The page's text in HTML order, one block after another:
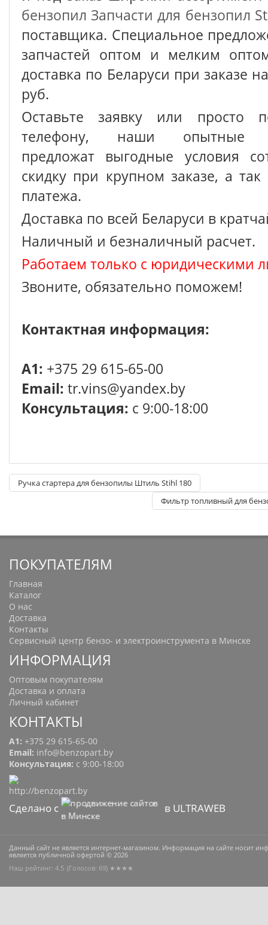
бензопил Запчасти для бензопил
поставщика. Специальное
запчастей оптом и мелким
доставка по Беларуси при заказе
руб.
Оставьте заявку или просто
телефону, наши опытные
предложат выгодные условия
скидку при крупном заказе, а так
платежа.
Доставка по всей Беларуси в
Наличный и безналичный расчет.
Работаем только с юридическими
Звоните, обязательно поможем!
Контактная информация:
A1: +375 29 615-65-00
Email: tr.vins@yandex.by
Консультация: с 9:00-18:00
Ручка стартера для бензопилы Штиль Stihl 180
Фильтр топливный для
ПОКУПАТЕЛЯМ
Главная
Каталог
О нас
Доставка
Контакты
Сервисный центр бензо- и электроинструмента в Минске
ИНФОРМАЦИЯ
Оптовым покупателям
Доставка и оплата
Личный кабинет
КОНТАКТЫ
A1: +375 29 615-65-00
Email: info@benzopart.by
Консультация: с 9:00-18:00
Сделано с в ULTRAWEB
Данный сайт не является интернет-магазином. Информация на сайте носит
является публичной офертой © 2026
Наш рейтинг: 4.5 (Голосов: 69) ★★★★